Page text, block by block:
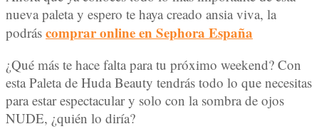
nueva paleta y espero te haya creado ansia viva, la
podrás comprar online en Sephora España
¿Qué más te hace falta para tu próximo weekend? Con
esta Paleta de Huda Beauty tendrás todo lo que necesitas
para estar espectacular y solo con la sombra de ojos
NUDE, ¿quién lo diría?